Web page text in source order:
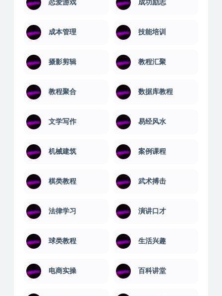
恋爱游戏 成功励志
成本管理 技能培训
摄影剪辑 教程汇聚
教程聚合 数据库教程
文学写作 易经风水
机械建筑 案例课程
棋类教程 武术搏击
法律学习 演讲口才
球类教程 生活兴趣
电商实操 百科讲堂